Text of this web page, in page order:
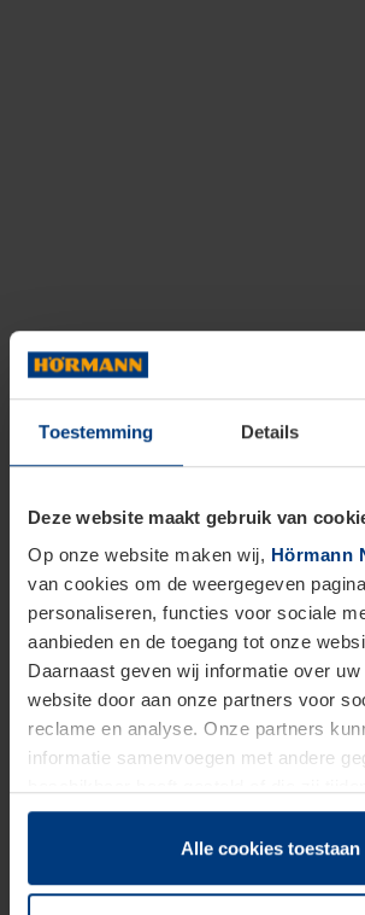
Toestemming Details
Deze website maakt gebruik van
Op onze website maken wij, Hörmann
van cookies om de weergegeven
personaliseren, functies voor sociale
aanbieden en de toegang tot onze
Daarnaast geven wij informatie over
website door aan onze partners voor
reclame en analyse. Onze partners
informatie samenvoegen met andere
hun diensten hebben verzameld.
Juridisch hebben wij het recht om
van deze pagina's absoluut vereist is.
Alle cookies toestaan